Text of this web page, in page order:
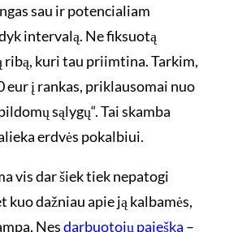
sau ir potencialiam
intervalą. Ne fiksuotą
ribą, kuri tau priimtina. Tarkim,
eur į rankas, priklausomai nuo
sąlygų“. Tai skamba
erdvės pokalbiui.
vis dar šiek tiek nepatogi
kuo dažniau apie ją kalbamės,
Nesdarbuotojų paieška –